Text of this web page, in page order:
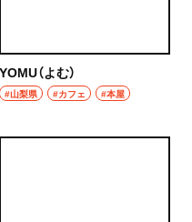
YOMU（よむ）
#山梨県 #カフェ #本屋